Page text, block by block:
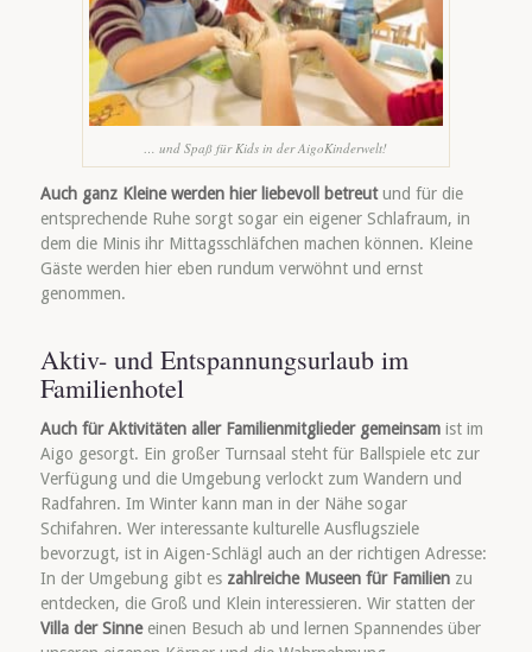
… und Spaß für Kids in der AigoKinderwelt!
Auch ganz Kleine werden hier liebevoll betreutund für die
entsprechende Ruhe sorgt sogar ein eigener Schlafraum, in
dem die Minis ihr Mittagsschläfchen machen können. Kleine
Gäste werden hier eben rundum verwöhnt und ernst
genommen.
Aktiv- und Entspannungsurlaub im
Familienhotel
Auch für Aktivitäten aller Familienmitglieder gemeinsam ist im
Aigo gesorgt. Ein großer Turnsaal steht für Ballspiele etc zur
Verfügung und die Umgebung verlockt zum Wandern und
Radfahren. Im Winter kann man in der Nähe sogar
Schifahren. Wer interessante kulturelle Ausflugsziele
bevorzugt, ist in Aigen-Schlägl auch an der richtigen Adresse:
In der Umgebung gibt es zahlreiche Museen für Familien zu
entdecken, die Groß und Klein interessieren. Wir statten der
Villa der Sinneeinen Besuch ab und lernen Spannendes über